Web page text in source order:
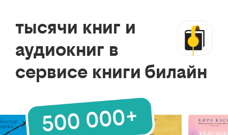
тысячи книг и
аудиокниг в
сервисе книги билайн